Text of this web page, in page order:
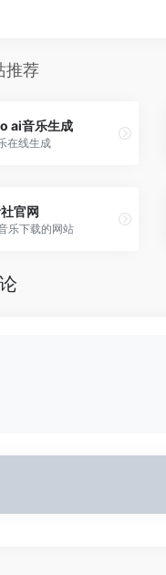
推荐
ai音乐生成
在线生成
官网
乐下载的网站